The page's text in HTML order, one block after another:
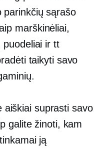
parinkčių sąrašo
marškinėliai,
puodeliai ir tt
taikyti savo
aiškiai suprasti savo
galite žinoti, kam
ją